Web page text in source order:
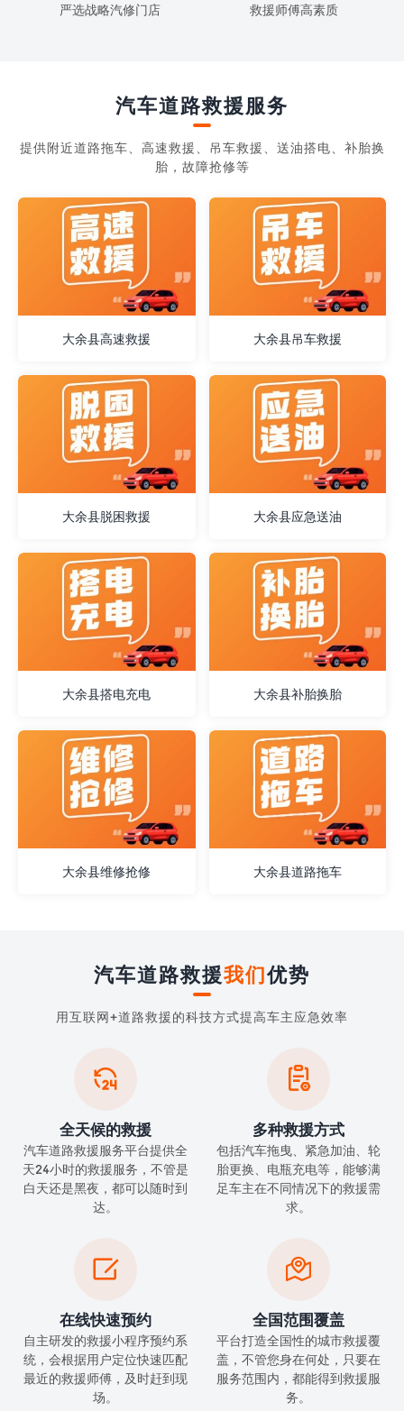
严选战略汽修门店 救援师傅高素质
汽车道路救援服务
提供附近道路拖车、高速救援、吊车救援、送油搭电、补胎换
胎，故障抢修等
大余县高速救援 大余县吊车救援
大余县脱困救援 大余县应急送油
大余县搭电充电 大余县补胎换胎
大余县维修抢修 大余县道路拖车
汽车道路救援我们优势
用互联网+道路救援的科技方式提高车主应急效率

全天候的救援
汽车道路救援服务平台提供全
天24小时的救援服务，不管是
白天还是黑夜，都可以随时到
达。

多种救援方式
包括汽车拖曳、紧急加油、轮
胎更换、电瓶充电等，能够满
足车主在不同情况下的救援需
求。

在线快速预约
自主研发的救援小程序预约系
统，会根据用户定位快速匹配
最近的救援师傅，及时赶到现
场。

全国范围覆盖
平台打造全国性的城市救援覆
盖，不管您身在何处，只要在
服务范围内，都能得到救援服
务。